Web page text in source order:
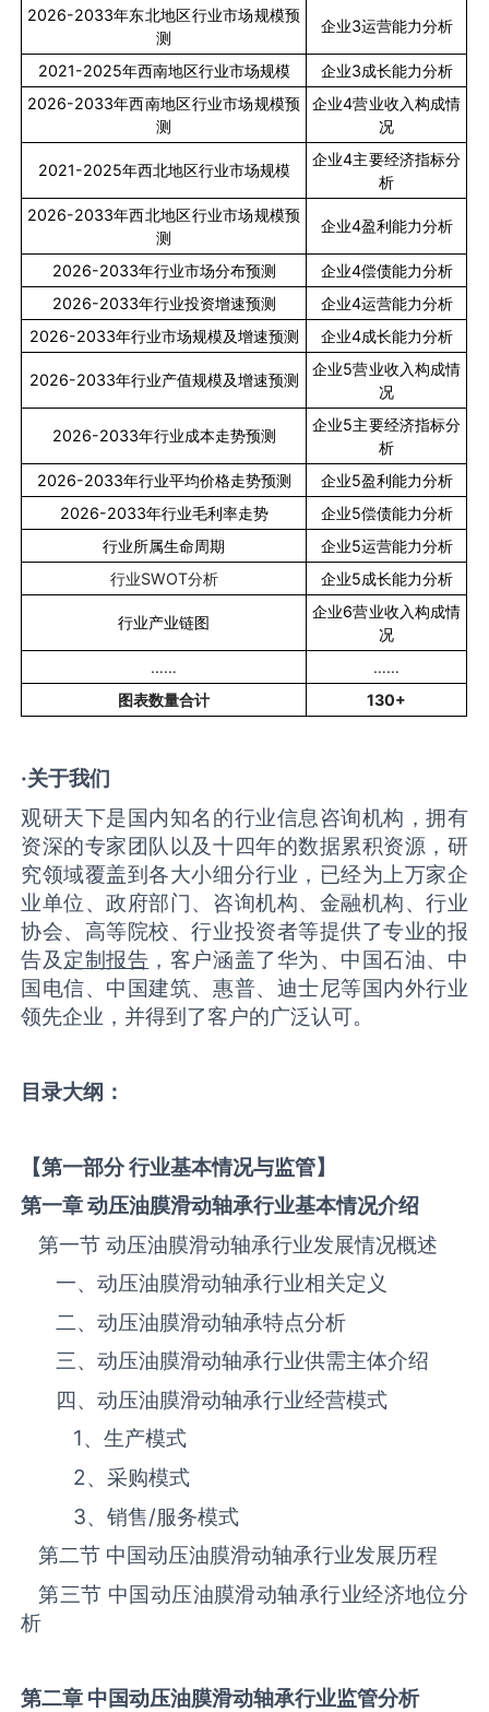
2026-2033年东北地区行业市场规模预
测
企业3运营能力分析
2021-2025年西南地区行业市场规模 企业3成长能力分析
2026-2033年西南地区行业市场规模预
测
企业4营业收入构成情
况
2021-2025年西北地区行业市场规模
企业4主要经济指标分
析
2026-2033年西北地区行业市场规模预
测
企业4盈利能力分析
2026-2033年行业市场分布预测 企业4偿债能力分析
2026-2033年行业投资增速预测 企业4运营能力分析
2026-2033年行业市场规模及增速预测 企业4成长能力分析
2026-2033年行业产值规模及增速预测
企业5营业收入构成情
况
2026-2033年行业成本走势预测
企业5主要经济指标分
析
2026-2033年行业平均价格走势预测 企业5盈利能力分析
2026-2033年行业毛利率走势 企业5偿债能力分析
行业所属生命周期
企业5运营能力分析
行业SWOT分析 企业5成长能力分析
行业产业链图
企业6营业收入构成情
况
……
……
图表数量合计
130+
·关于我们
观研天下是国内知名的行业信息咨询机构，拥有
资深的专家团队以及十四年的数据累积资源，研
究领域覆盖到各大小细分行业，已经为上万家企
业单位、政府部门、咨询机构、金融机构、行业
协会、高等院校、行业投资者等提供了专业的报
告及定制报告 ，客户涵盖了华为、中国石油、中
国电信、中国建筑、惠普、迪士尼等国内外行业
领先企业，并得到了客户的广泛认可。
目录大纲：
【第一部分 行业基本情况与监管】
第一章动压油膜滑动轴承行业基本情况介绍
第一节 ‌‌‌‌‌‌动压油膜滑动轴承‌‌‌‌‌‌‌‌‌‌‌‌‌‌‌‌‌‌行业发展情况概述
一、‌‌‌‌‌‌动压油膜滑动轴承‌‌‌‌‌‌‌‌‌‌‌‌‌‌‌‌‌‌行业相关定义
二、‌‌‌‌‌‌动压油膜滑动轴承‌‌‌‌‌‌‌‌‌‌‌‌‌‌‌‌‌‌特点分析
三、‌‌‌‌‌‌动压油膜滑动轴承‌‌‌‌‌‌‌‌‌‌‌‌‌‌‌‌‌‌行业供需主体介绍
四、‌‌‌‌‌‌动压油膜滑动轴承‌‌‌‌‌‌‌‌‌‌‌‌‌‌‌‌‌‌行业经营模式
1、生产模式
2、采购模式
3、销售/服务模式
第二节 中国‌‌‌‌‌‌动压油膜滑动轴承‌‌‌‌‌‌‌‌‌‌‌‌‌‌‌‌‌‌行业发展历程
第三节 中国‌‌‌‌‌‌动压油膜滑动轴承‌‌‌‌‌‌‌‌‌‌‌‌‌‌‌行业经济地位分
析
第二章 中国动压油膜滑动轴承行业监管分析